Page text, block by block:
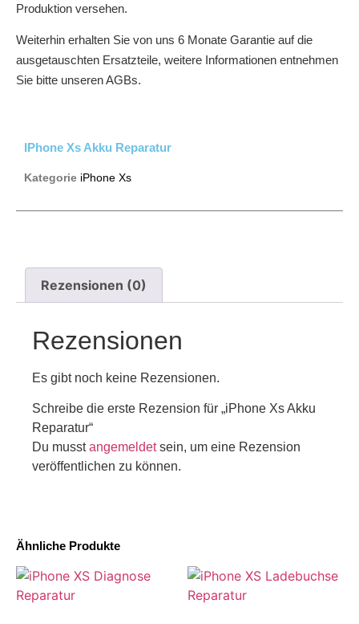
Produktion versehen.
Weiterhin erhalten Sie von uns 6 Monate Garantie auf die
ausgetauschten Ersatzteile, weitere Informationen entnehmen
Sie bitte unseren AGBs.
Ähnliche Produkte
IPhone Xs Akku Reparatur
Kategorie iPhone Xs
Rezensionen (0)
Rezensionen
Es gibt noch keine Rezensionen.
Schreibe die erste Rezension für „iPhone Xs Akku
Reparatur“
Du musstangemeldetsein, um eine Rezension
veröffentlichen zu können.